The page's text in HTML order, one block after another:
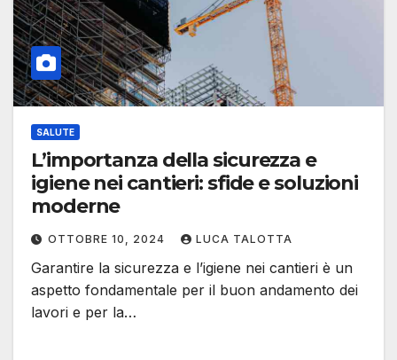
SALUTE
L’importanza della sicurezza e
igiene nei cantieri: sfide e soluzioni
moderne
OTTOBRE 10, 2024 LUCA TALOTTA
Garantire la sicurezza e l’igiene nei cantieri è un
aspetto fondamentale per il buon andamento dei
lavori e per la…